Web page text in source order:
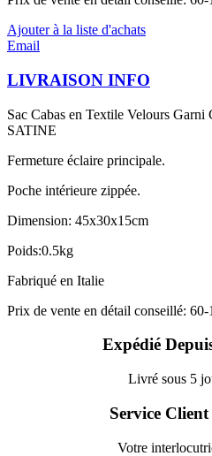
Ajouter à la liste d'achats
Email
LIVRAISON INFO
Sac Cabas en Textile Velours
SATINE
Fermeture éclaire principale.
Poche intérieure zippée.
Dimension: 45x30x15cm
Poids:0.5kg
Fabriqué en Italie
Prix de vente en détail conseillé: 60-
Expédié
Livré sous 5
Service
Votre